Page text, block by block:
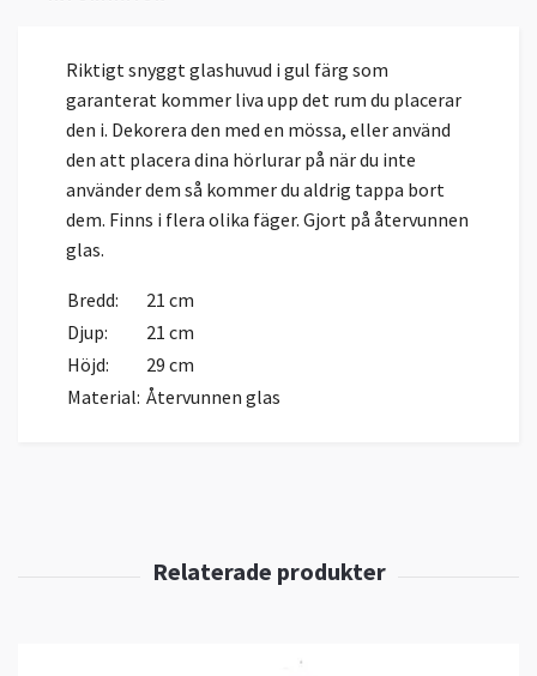
Riktigt snyggt glashuvud i gul färg som
garanterat kommer liva upp det rum du placerar
den i. Dekorera den med en mössa, eller använd
den att placera dina hörlurar på när du inte
använder dem så kommer du aldrig tappa bort
dem. Finns i flera olika fäger. Gjort på återvunnen
glas.
Bredd:
21 cm
Djup:
21 cm
Höjd:
29 cm
Material: Återvunnen glas